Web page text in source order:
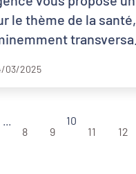
le thème de la santé,
transversal
sur la santé des
03/2025
8
9
10
11
12